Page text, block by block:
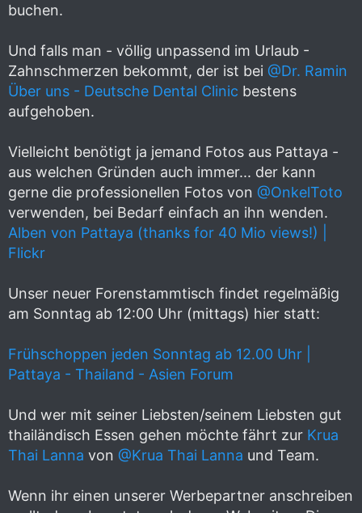
buchen.
Und falls man - völlig unpassend im Urlaub -
Zahnschmerzen bekommt, der ist bei @Dr. Ramin
Über uns - Deutsche Dental Clinic bestens
aufgehoben.
Vielleicht benötigt ja jemand Fotos aus Pattaya -
aus welchen Gründen auch immer... der kann
gerne die professionellen Fotos von @OnkelToto
verwenden, bei Bedarf einfach an ihn wenden.
Alben von Pattaya (thanks for 40 Mio views!) |
Flickr
Unser neuer Forenstammtisch findet regelmäßig
am Sonntag ab 12:00 Uhr (mittags) hier statt:
Frühschoppen jeden Sonntag ab 12.00 Uhr |
Pattaya - Thailand - Asien Forum
Und wer mit seiner Liebsten/seinem Liebsten gut
thailändisch Essen gehen möchte fährt zur Krua
Thai Lanna von @Krua Thai Lanna und Team.
Wenn ihr einen unserer Werbepartner anschreiben